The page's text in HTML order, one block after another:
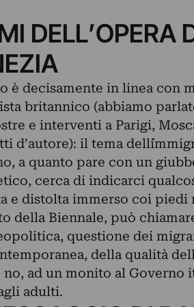
DELL’OPERA
è decisamente in linea con
britannico (abbiamo
e interventi a Parigi,
d’autore): il tema
a quanto pare con un
cerca di indicarci
e distolta immerso coi piedi
della Biennale, può
questione dei
della qualità
ad un monito al Governo
adulti.